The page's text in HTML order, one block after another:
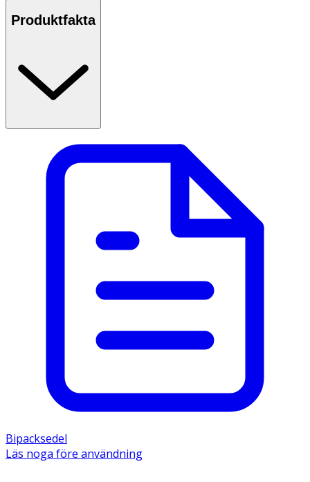
Produktfakta
Bipacksedel
Läs noga före användning